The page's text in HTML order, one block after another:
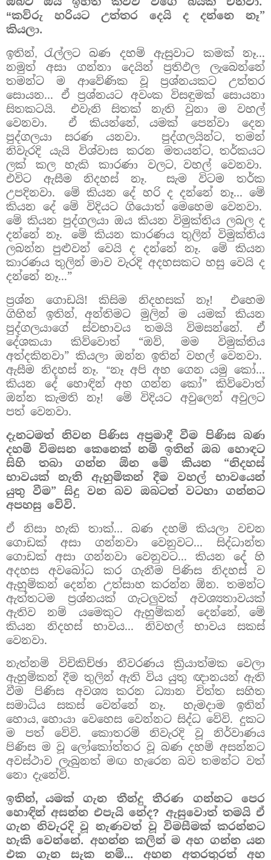
“කව්රු හරියට උත්තර දෙයි ද දන්නෙ නෑ”
කියලා.
ඉතින්, රැල්ලට බණ දහම් ඇසුවාට කමක් නෑ...
නමුත් අසා ගන්නා දෙයින් ප්‍රතිඵල ලැබෙන්නේ
තමන්ට ම ආවේණික වූ ප්‍රශ්නයකට උත්තර
සොයන... ඒ ප්‍රශ්නයට අවංක විසඳුමක් සොයනා
සිතකටයි.
එවැනි සිතක් නැති වුනා ම වහල්
වෙනවා.
ඒ කියන්නේ,යමක් පෙන්වා දෙන
පුද්ගලයා සරණ යනවා.
පුද්ගලයින්ට,තමන්
නිවැරදි යැයි විශ්වාස කරන මතයන්ට,තර්කයට
ලක් කල හැකි කාරණා වලට,වහල් වෙනවා.
එවිට ඇසීම නිදහස් නෑ.
සැම විටම තර්ක
උපදිනවා.
මේ කියන දේ හරි ද දන්නේ නෑ... මේ
කියන දේ මේ විදියට ගියොත් මෙහෙම වෙනවා.
මේ කියන පුද්ගලයා ඔය කියන විමුක්තිය ලබල ද
දන්නේ නෑ.
මේ කියන කාරණය තුලින් විමුක්තිය
ලබන්න පුළුවන් වෙයි ද දන්නේ නෑ.
මේ කියන
කාරණය තුලින් මාව වැරදි අදහසකට හසු වෙයි ද
දන්නේ නෑ...”
ප්‍රශ්න ගොඩයි! කිසිම නිදහසක් නෑ!
එහෙම
ගිහින් ඉතින්, අන්තිමට මුලින් ම යමක් කියන
පුද්ගලයාගේ ස්වභාවය තමයි විමසන්නේ. ඒ
දේශකයා කිව්වොත් “ඔව්, මම විමුක්තිය
අත්දකිනවා” කියලා ඔන්න ඉතින් වහල් වෙනවා.
ඇසීම නිදහස් නෑ. “නෑ අපි අහ ගෙන යමු කෝ...
කියන දේ හොඳින් අහ ගන්න කෝ” කිව්වොත්
ඔන්න කැමති නෑ!
මේ විදියට අවුලෙන් අවුලට
පත් වෙනවා.
දැනටමත් නිවන පිණිස අප්‍රමාදී වීම පිණිස බණ
දහම් විමසන කෙනෙක් නම් ඉතින් ඔබ හොඳට
සිහි තබා ගන්න ඕන මේ කියන “නිදහස්
භාවයක් නැති ඇහුම්කන් දීම වහල් භාවයෙන්
යුතු වීම” සිදු වන බව ඔබටත් වටහා ගන්නට
අපහසු වේවි.
ඒ නිසා හැකි තාක්... බණ දහම් කියලා වචන
ගොඩක් අසා ගන්නවා වෙනුවට... සිද්ධාන්ත
ගොඩක් අසා ගන්නවා වෙනුවට... කියන දේ හි
අදහස අවබෝධ කර ගැනීම පිණිස නිදහස් ව
ඇහුම්කන් දෙන්න උත්සාහ කරන්න ඕන. තමන්ට
ඇත්තටම ප්‍රශ්නයක් ගැටලුවක් අවශ්‍යතාවයක්
ඇතිව නම් යමෙකුට ඇහුම්කන් දෙන්නේ,මේ
කියන නිදහස් භාවය... නිවහල් භාවය සකස්
වෙනවා.
නැත්නම් විචිකිච්ඡා නීවරණය ක්‍රියාත්මක වෙලා
ඇහුම්කන් දීම තුලින් ඇති විය යුතු ඥානයන් ඇති
වීම පිණිස අවශ්‍ය කරන ධ්‍යාන චිත්ත සහිත
සමාධිය සකස් වෙන්නේ නෑ.
හැමදාම ඉතින්
හොය,හොයා වෙහෙස වෙන්නට සිද්ධ වේවි. දුකට
ම පත් වේවි. කොතරම් නිවැරදි වූ නිර්වාණය
පිණිස ම වූ ලෝකෝත්තර වූ බණ දහම් අසන්නට
අවස්ථාව ලැබුනත් මඟ හැරෙන බව තමන්ට වත්
නො දැනේවි.
ඉතින්, යමක් ගැන තීන්දු තීරණ ගන්නට පෙර
හොඳින් අසන්න එපැයි නේද? ඇසුවොත් තමයි ඒ
ගැන නිවැරදි වූ නැණවත් වූ විමසීමක් කරන්නට
හැකි වෙන්නේ. අහන්න කලින් ම අහ ගන්න යන
එක ගැන සැක නම්... අහන අතරතුරත් අහ